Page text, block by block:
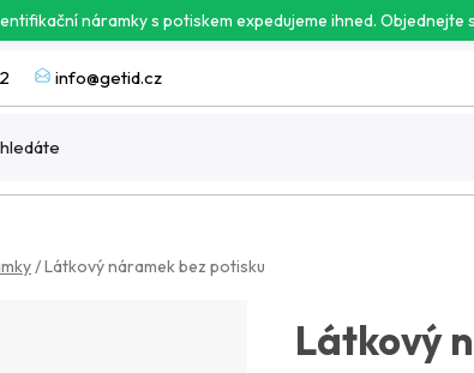
náramky s potiskem expedujeme ihned. Objednejte
info@getid.cz
/Látkový náramek bez potisku
Látkový